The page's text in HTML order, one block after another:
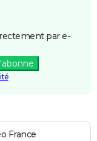
par e-
France